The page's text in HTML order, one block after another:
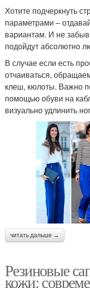
Хотите подчеркнуть
параметрами –
вариантам. И не
подойдут абсолютно
В случае если есть
отчаиваться,
клеш, кюлоты. Важно
помощью обуви на
визуально удлинить
читать дальше →
Резиновые
кожи: